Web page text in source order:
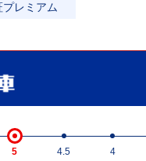
プレミアム
5 4.5 4